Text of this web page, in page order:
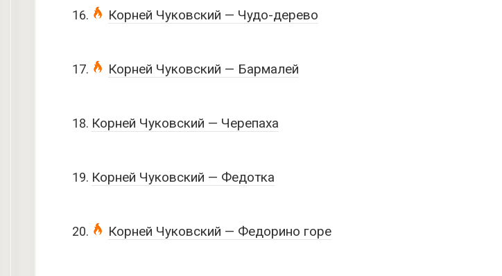
Корней Чуковский — Чудо-дерево
Корней Чуковский — Бармалей
Корней Чуковский — Черепаха
Корней Чуковский — Федотка
Корней Чуковский — Федорино горе